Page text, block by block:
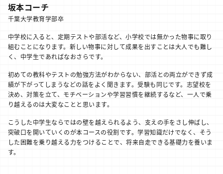
坂本コーチ
千葉大学教育学部卒
中学校に入ると、定期テストや部活など、小学校では無かった物事に取り
組むことになります。新しい物事に対して成果を出すことは大人でも難し
く、中学生であればなおさらです。
初めての教科やテストの勉強方法がわからない、部活との両立ができず成
績が下がってしまうなどの話をよく聞きます。受験も同じです。志望校を
決め、対策を立て、モチベーションや学習習慣を継続するなど、一人で乗
り越えるのは大変なことと思います。
こうした中学生ならではの壁を越えられるよう、支えの手をさし伸ばし、
突破口を開いていくのが本コースの役割です。学習知識だけでなく、そう
した困難を乗り越える力をつけることで、将来自走できる基礎力を養いま
す。